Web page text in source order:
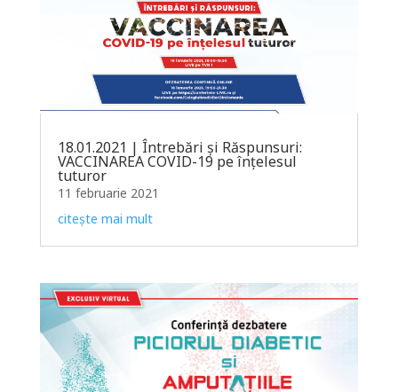
18.01.2021 | Întrebări și Răspunsuri:
VACCINAREA COVID-19 pe înțelesul
tuturor
11 februarie 2021
citește mai mult